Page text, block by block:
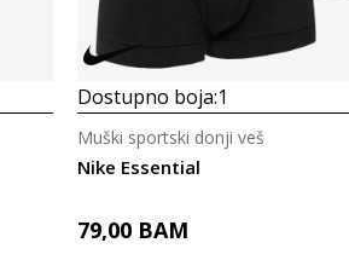
Dostupno boja:1
Nike Essential
Muški sportski donji veš
79,00 BAM